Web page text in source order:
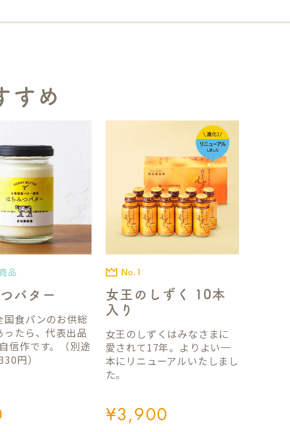
すめ
バター
品
国食パンのお供総
ったら、代表出品
信作です。（別途
円）
女王のしずく 10本
入り
No.1
¥3,900
女王のしずくはみなさまに
愛されて17年。よりよい一
本にリニューアルいたしまし
た。